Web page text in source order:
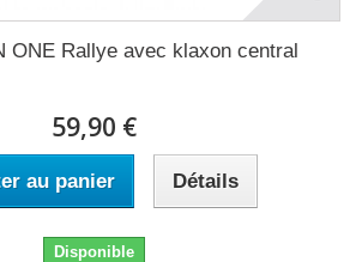
ONE Rallye avec klaxon central
59,90 €
au panier Détails
Disponible